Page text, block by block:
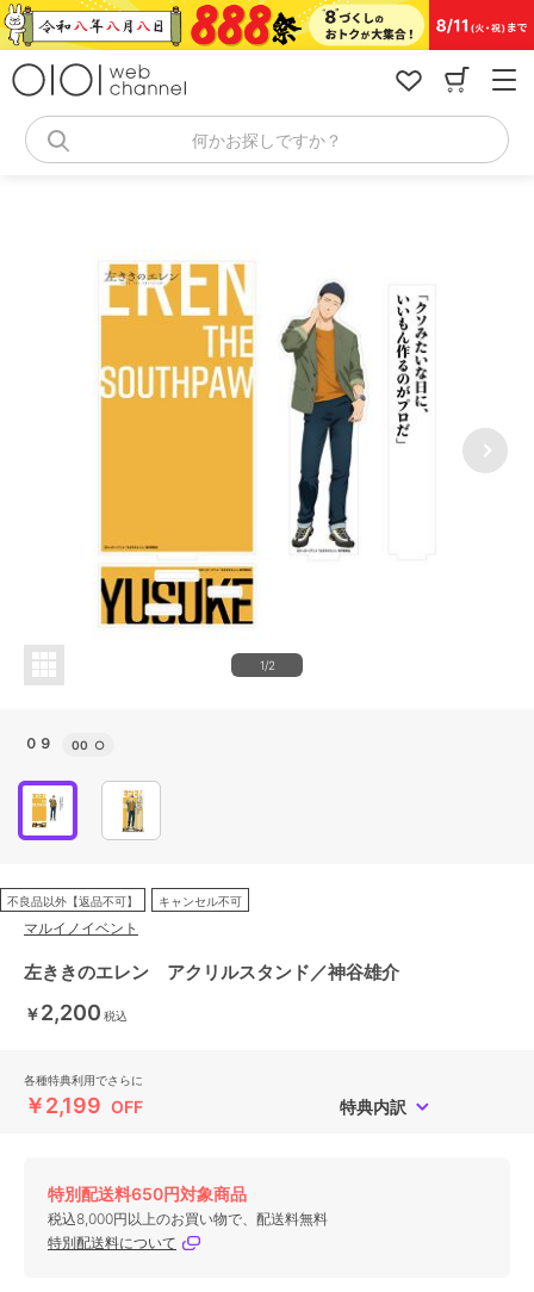
コ
ン
何かお探しですか？
1/2
０９ 00 ○
不良品以外【返品不可】 キャンセル不可
マルイノイベント
左ききのエレン アクリルスタンド／神谷雄介
￥2,200 税込
各種特典利用でさらに
￥2,199 OFF 特典内訳
特別配送料650円対象商品
税込8,000円以上のお買い物で、配送料無料
特別配送料について